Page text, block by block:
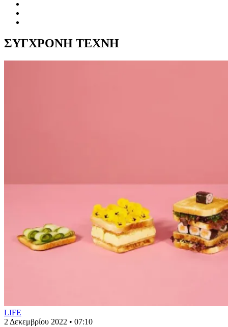
ΣΥΓΧΡΟΝΗ ΤΕΧΝΗ
LIFE
2 Δεκεμβρίου 2022 • 07:10